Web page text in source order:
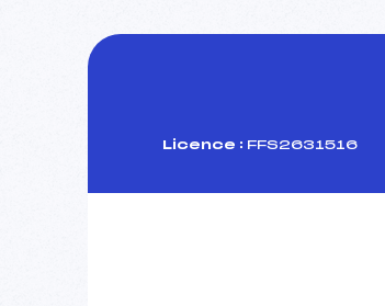
Licence : FFS2631516